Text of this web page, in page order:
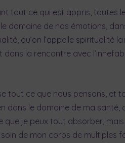
tout ce qui est appris, toutes
domaine de nos émotions,
qu’on l’appelle spiritualité
dans la rencontre avec
tout ce que nous pensons, et
dans le domaine de ma
je peux tout absorber,
de mon corps de multiples